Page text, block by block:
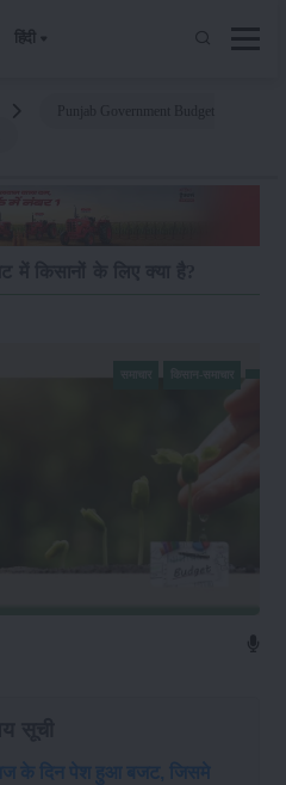
हिंदी
के दिन पेश हुआ बजट, जिसमे